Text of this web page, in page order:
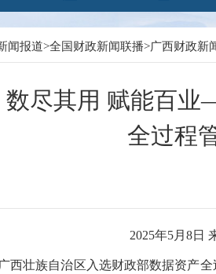
闻报道>全国财政新闻联播>广西财政新
数尽其用 赋能百
全过程
2025年5月8日 来
壮族自治区入选财政部数据资产全